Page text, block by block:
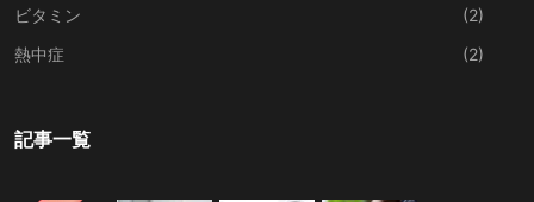
ビタミン
(2)
熱中症
(2)
記事一覧